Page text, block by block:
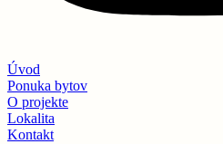
Úvod
Ponuka bytov
O projekte
Lokalita
Kontakt